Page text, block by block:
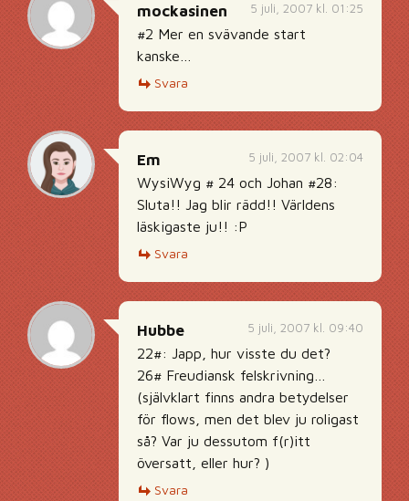
5 juli, 2007 kl. 01:25
mockasinen
#2 Mer en svävande start
kanske…
Svara
5 juli, 2007 kl. 02:04
Em
WysiWyg # 24 och Johan #28:
Sluta!! Jag blir rädd!! Världens
läskigaste ju!! :P
Svara
5 juli, 2007 kl. 09:40
Hubbe
22#: Japp, hur visste du det?
26# Freudiansk felskrivning…
(självklart finns andra betydelser
för flows, men det blev ju roligast
så? Var ju dessutom f(r)itt
översatt, eller hur? )
Svara